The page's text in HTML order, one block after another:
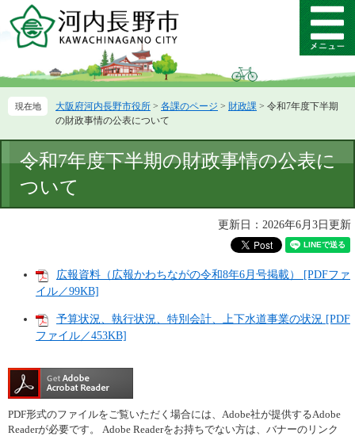
ー
先
ニ
を
て
メ
ニ
ー
大阪府河内長野市役所 > 各課のページ > 財政課 > 令和7年度下半期
の財政事情の公表について
文
令和7年度下半期の財政事情の公表に
ついて
更新日：2026年6月3日更新
広報資料（広報かわちながの令和8年6月号掲載） [PDFファ
イル／99KB]
予算状況、執行状況、特別会計、上下水道事業の状況 [PDF
ファイル／453KB]
PDF形式のファイルをご覧いただく場合には、Adobe社が提供するAdobe
Readerが必要です。
Adobe Readerをお持ちでない方は、バナーのリンク